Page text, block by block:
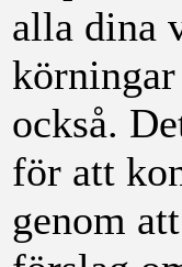
alla dina
också.
för att
genom